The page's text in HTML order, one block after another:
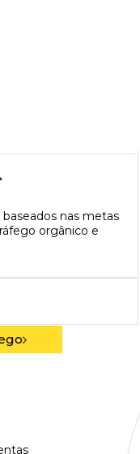
nas metas
orgânico e